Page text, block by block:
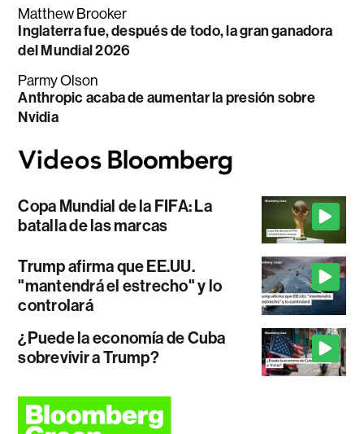
Matthew Brooker
Inglaterra fue, después de todo, la gran ganadora
del Mundial 2026
Parmy Olson
Anthropic acaba de aumentar la presión sobre
Nvidia
Copa Mundial de la FIFA: La
batalla de las marcas
Trump afirma que EE.UU.
"mantendrá el estrecho" y lo
controlará
¿Puede la economía de Cuba
sobrevivir a Trump?